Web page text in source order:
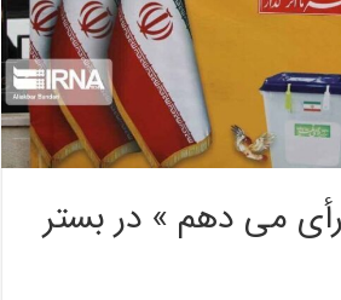
می دهم » در بستر